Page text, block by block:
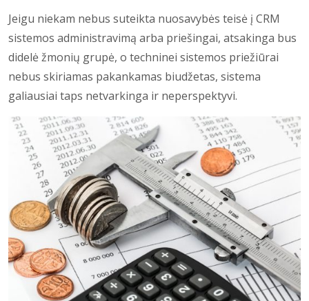
Jeigu niekam nebus suteikta nuosavybės teisė į CRM
sistemos administravimą arba priešingai, atsakinga bus
didelė žmonių grupė, o techninei sistemos priežiūrai
nebus skiriamas pakankamas biudžetas, sistema
galiausiai taps netvarkinga ir neperspektyvi.